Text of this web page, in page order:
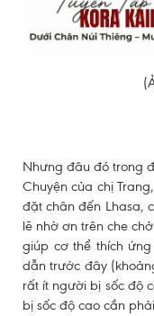
Nhưng đâu đó trong
Chuyện của chị
đặt chân đến Lhasa,
lẽ nhờ ơn trên che
giúp cơ thể thích
dẫn trước đây
rất ít người bị sốc độ
bị sốc độ cao cần